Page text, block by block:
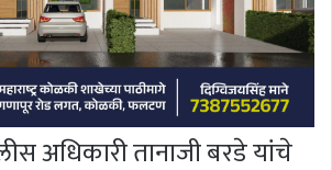
अधिकारी तानाजी बरडे यांचे